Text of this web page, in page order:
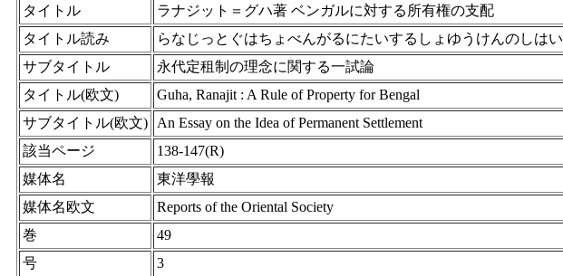
タイトル
ラナジット＝グハ著 ベンガルに対する所有権の支配
タイトル読み
らなじっとぐはちょべんがるにたいするしょゆうけんのしはい
サブタイトル
永代定租制の理念に関する一試論
タイトル(欧文)
Guha, Ranajit : A Rule of Property for Bengal
サブタイトル(欧文)
An Essay on the Idea of Permanent Settlement
該当ページ
138-147(R)
媒体名
東洋學報
媒体名欧文
Reports of the Oriental Society
巻
49
号
3